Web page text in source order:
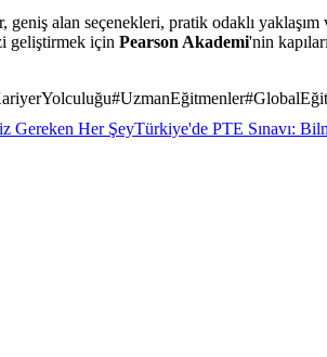
alan seçenekleri, pratik odaklı
geliştirmek için Pearson Akademi'nin
#UzmanEğitmenler#
Gereken Her ŞeyTürkiye'de PTE Sınavı: